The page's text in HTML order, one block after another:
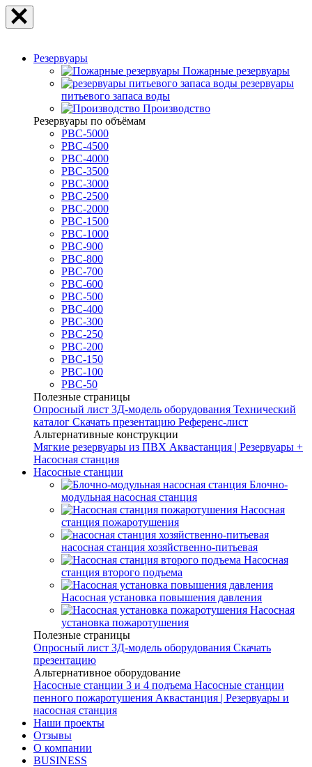
Резервуары
Пожарные резервуары
резервуары
питьевого запаса воды
Производство
Резервуары по объёмам
РВС-5000
РВС-4500
РВС-4000
РВС-3500
РВС-3000
РВС-2500
РВС-2000
РВС-1500
РВС-1000
РВС-900
РВС-800
РВС-700
РВС-600
РВС-500
РВС-400
РВС-300
РВС-250
РВС-200
РВС-150
РВС-100
РВС-50
Полезные страницы
Опросный лист 3Д-модель оборудования Технический
каталог Скачать презентацию Референс-лист
Альтернативные конструкции
Мягкие резервуары из ПВХ Аквастанция | Резервуары +
Насосная станция
Насосные станции
Блочно-
модульная насосная станция
Насосная
станция пожаротушения
насосная станция хозяйственно-питьевая
Насосная
станция второго подъема
Насосная установка повышения давления
Насосная
установка пожаротушения
Полезные страницы
Опросный лист 3Д-модель оборудования Скачать
презентацию
Альтернативное оборудование
Насосные станции 3 и 4 подъема Насосные станции
пенного пожаротушения Аквастанция | Резервуары и
насосная станция
Наши проекты
Отзывы
О компании
BUSINESS